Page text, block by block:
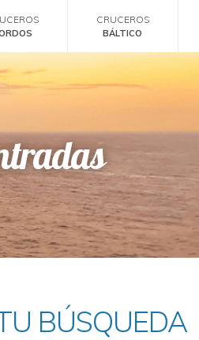
CRUCEROS
BÁLTICO
BÚSQUEDA